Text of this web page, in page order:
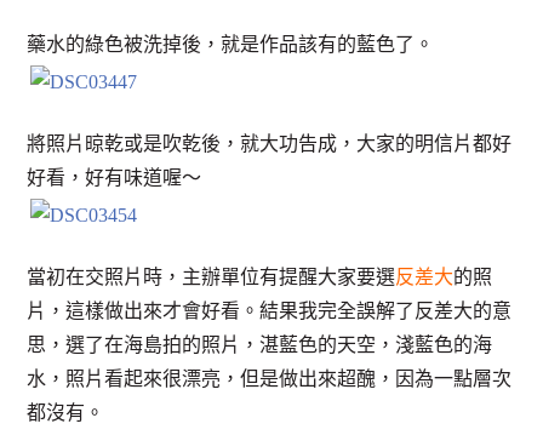
藥水的綠色被洗掉後，就是作品該有的藍色了。
將照片晾乾或是吹乾後，就大功告成，大家的明信片都好
好看，好有味道喔～
當初在交照片時，主辦單位有提醒大家要選反差大的照
片，這樣做出來才會好看。結果我完全誤解了反差大的意
思，選了在海島拍的照片，湛藍色的天空，淺藍色的海
水，照片看起來很漂亮，但是做出來超醜，因為一點層次
都沒有。